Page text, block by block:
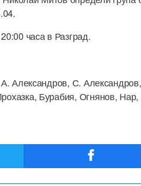
часа в Разград.
Александров, С.
Бурабия, Огнянов,